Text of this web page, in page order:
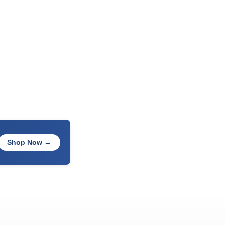
Shop Now →